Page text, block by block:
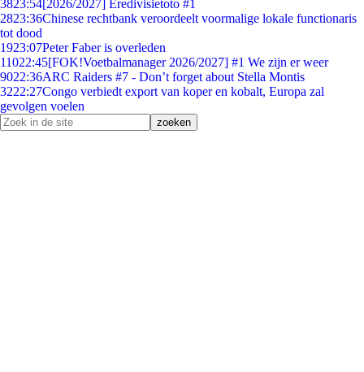
3823:54[2026/2027] Eredivisietoto #1
2823:36Chinese rechtbank veroordeelt voormalige lokale functionaris
tot dood
1923:07Peter Faber is overleden
11022:45[FOK!Voetbalmanager 2026/2027] #1 We zijn er weer
9022:36ARC Raiders #7 - Don’t forget about Stella Montis
3222:27Congo verbiedt export van koper en kobalt, Europa zal
gevolgen voelen